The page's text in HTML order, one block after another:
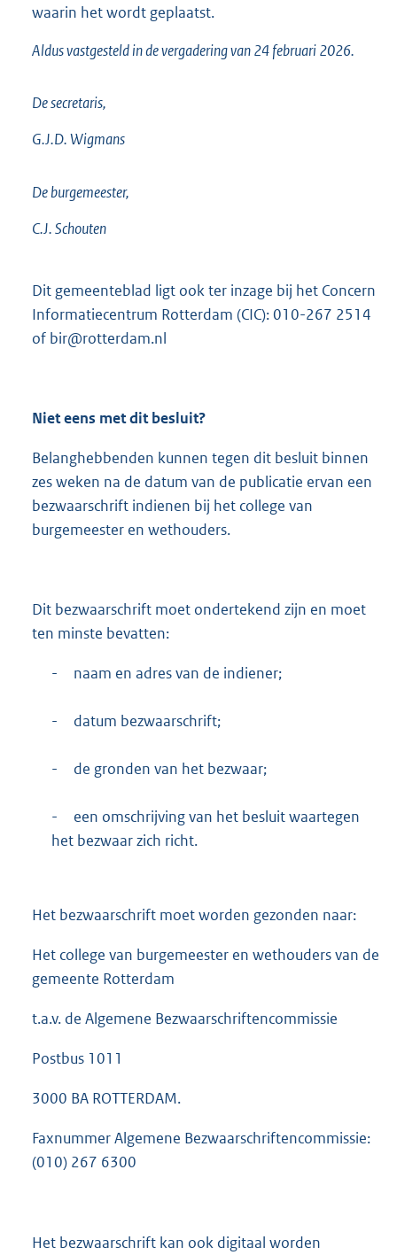
waarin het wordt geplaatst.
Aldus vastgesteld in de vergadering van 24 februari 2026.
De secretaris,
G.J.D. Wigmans
De burgemeester,
C.J. Schouten
Dit gemeenteblad ligt ook ter inzage bij het Concern
Informatiecentrum Rotterdam (CIC): 010-267 2514
of bir@rotterdam.nl
Niet eens met dit besluit?
Belanghebbenden kunnen tegen dit besluit binnen
zes weken na de datum van de publicatie ervan een
bezwaarschrift indienen bij het college van
burgemeester en wethouders.
Dit bezwaarschrift moet ondertekend zijn en moet
ten minste bevatten:
- naam en adres van de indiener;
- datum bezwaarschrift;
- de gronden van het bezwaar;
-
een omschrijving van het besluit waartegen
het bezwaar zich richt.
Het bezwaarschrift moet worden gezonden naar:
Het college van burgemeester en wethouders van de
gemeente Rotterdam
t.a.v. de Algemene Bezwaarschriftencommissie
Postbus 1011
3000 BA ROTTERDAM.
Faxnummer Algemene Bezwaarschriftencommissie:
(010) 267 6300
Het bezwaarschrift kan ook digitaal worden